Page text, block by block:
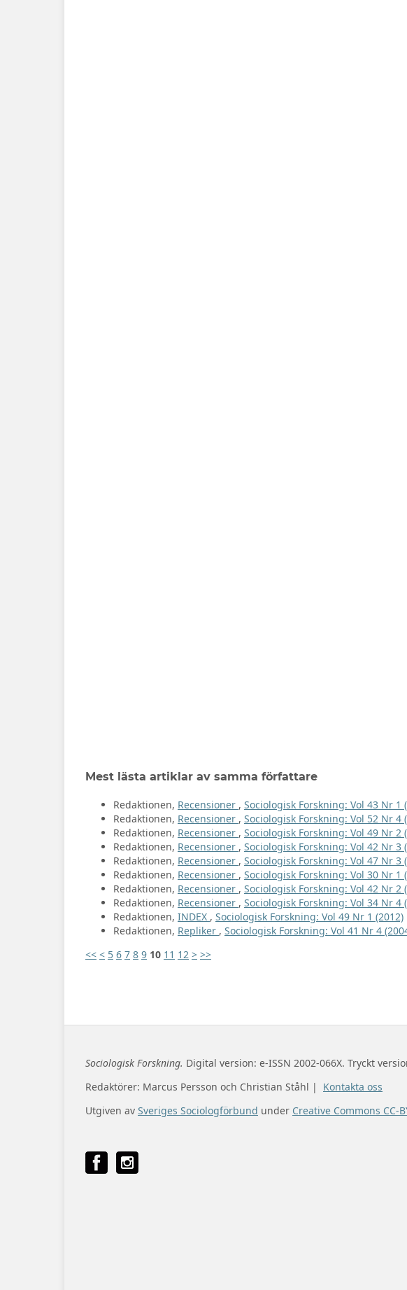
Mest lästa artiklar av samma författare
Redaktionen, Recensioner , Sociologisk Forskning: Vol 43 Nr 1
Redaktionen, Recensioner , Sociologisk Forskning: Vol 52 Nr 4
Redaktionen, Recensioner , Sociologisk Forskning: Vol 49 Nr 2
Redaktionen, Recensioner , Sociologisk Forskning: Vol 42 Nr 3
Redaktionen, Recensioner , Sociologisk Forskning: Vol 47 Nr 3
Redaktionen, Recensioner , Sociologisk Forskning: Vol 30 Nr 1
Redaktionen, Recensioner , Sociologisk Forskning: Vol 42 Nr 2
Redaktionen, Recensioner , Sociologisk Forskning: Vol 34 Nr 4
Redaktionen, INDEX , Sociologisk Forskning: Vol 49 Nr 1 (2012)
Redaktionen, Repliker , Sociologisk Forskning: Vol 41 Nr 4
<< < 5 6 7 8 9 10 11 12 > >>
Sociologisk Forskning. Digital version: e-ISSN 2002-066X. Tryckt
Redaktörer: Marcus Persson och Christian Ståhl | Kontakta oss
Utgiven av Sveriges Sociologförbund under Creative Commons CC-